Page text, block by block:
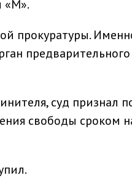
«М».
прокуратуры.
предварительного
суд признал
свободы сроком